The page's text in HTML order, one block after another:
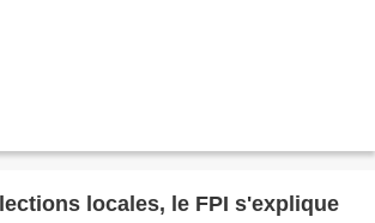
locales, le FPI s'explique